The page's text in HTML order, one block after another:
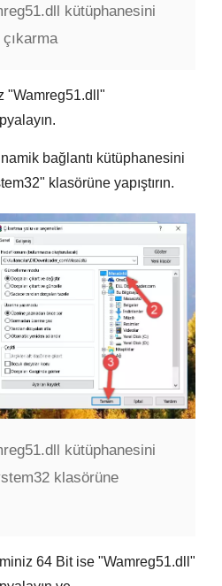
kütüphanesini
"Wamreg51.dll "
bağlantı kütüphanesini
" klasörüne yapıştırın.
kütüphanesini
klasörüne
64 Bitise "Wamreg51.dll "